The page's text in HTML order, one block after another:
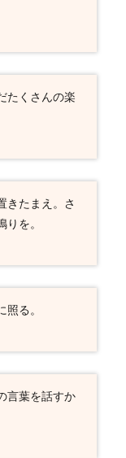
たくさんの楽
きたまえ。さ
を。
る。
言葉を話すか